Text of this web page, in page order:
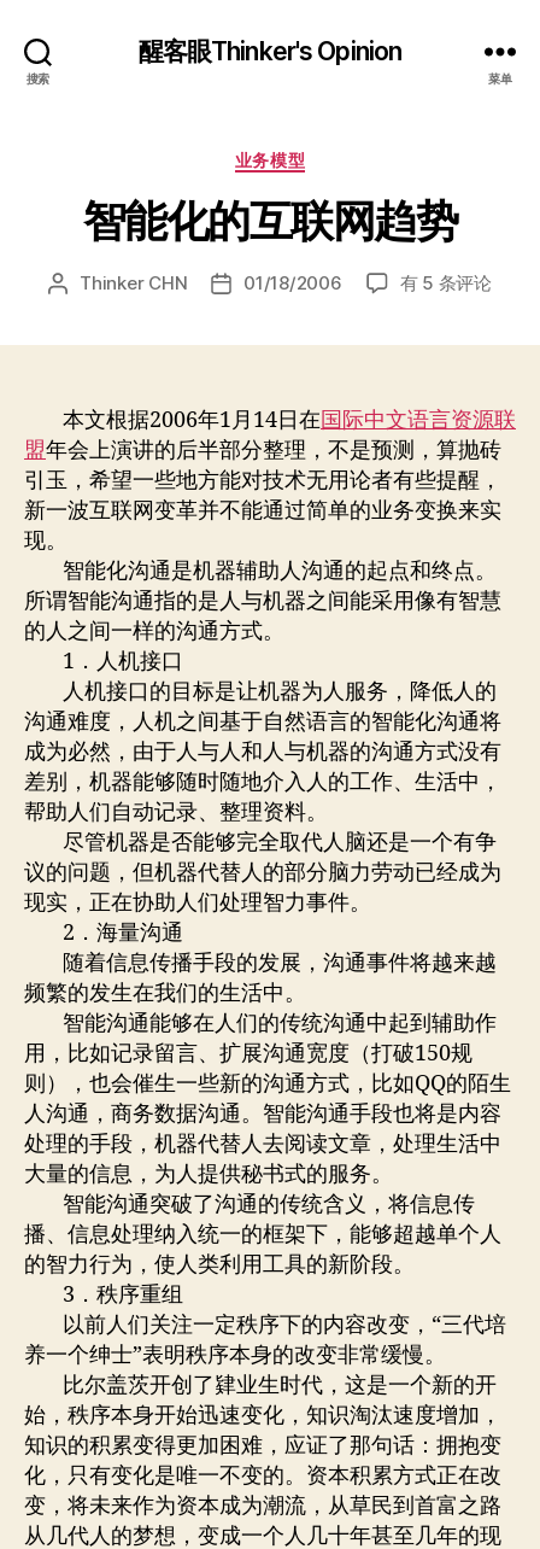
搜索
醒客眼Thinker's Opinion
菜单
分
业务模型
智能化的互联网趋势
文 Thinker CHN
发 01/18/2006
智
联
网
趋
势
有 5 条评论
本文根据2006年1月14日在国际中文语言资源联
盟年会上演讲的后半部分整理，不是预测，算抛砖
引玉，希望一些地方能对技术无用论者有些提醒，
新一波互联网变革并不能通过简单的业务变换来实
现。
智能化沟通是机器辅助人沟通的起点和终点。
所谓智能沟通指的是人与机器之间能采用像有智慧
的人之间一样的沟通方式。
1．人机接口
人机接口的目标是让机器为人服务，降低人的
沟通难度，人机之间基于自然语言的智能化沟通将
成为必然，由于人与人和人与机器的沟通方式没有
差别，机器能够随时随地介入人的工作、生活中，
帮助人们自动记录、整理资料。
尽管机器是否能够完全取代人脑还是一个有争
议的问题，但机器代替人的部分脑力劳动已经成为
现实，正在协助人们处理智力事件。
2．海量沟通
随着信息传播手段的发展，沟通事件将越来越
频繁的发生在我们的生活中。
智能沟通能够在人们的传统沟通中起到辅助作
用，比如记录留言、扩展沟通宽度（打破150规
则），也会催生一些新的沟通方式，比如QQ的陌生
人沟通，商务数据沟通。智能沟通手段也将是内容
处理的手段，机器代替人去阅读文章，处理生活中
大量的信息，为人提供秘书式的服务。
智能沟通突破了沟通的传统含义，将信息传
播、信息处理纳入统一的框架下，能够超越单个人
的智力行为，使人类利用工具的新阶段。
3．秩序重组
以前人们关注一定秩序下的内容改变，“三代培
养一个绅士”表明秩序本身的改变非常缓慢。
比尔盖茨开创了肄业生时代，这是一个新的开
始，秩序本身开始迅速变化，知识淘汰速度增加，
知识的积累变得更加困难，应证了那句话：拥抱变
化，只有变化是唯一不变的。资本积累方式正在改
变，将未来作为资本成为潮流，从草民到首富之路
从几代人的梦想，变成一个人几十年甚至几年的现